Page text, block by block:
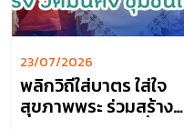
23/07/2026
พลิกวิถีใส่บาตร ใส่ใจ
สุขภาพพระ ร่วมสร้าง